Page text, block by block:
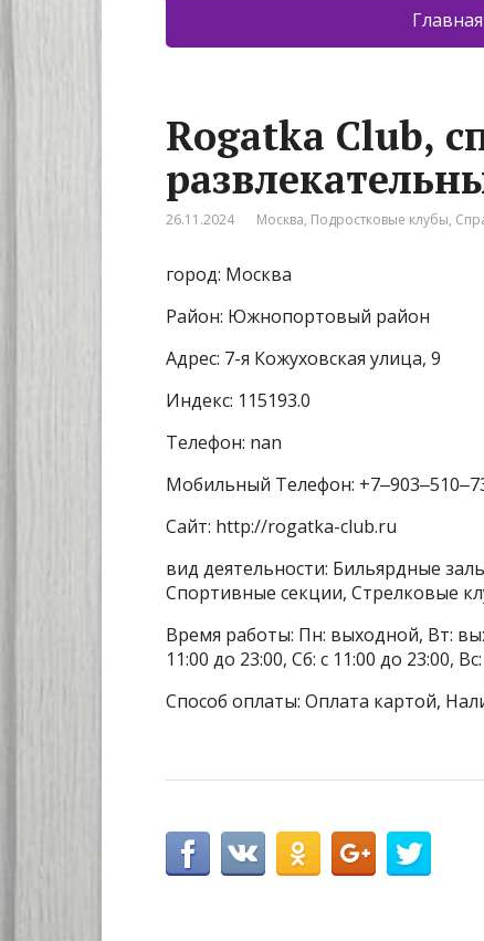
Главная
Rogatka Club,
26.11.2024 Москва, Подростковые клубы,
город: Москва
Район: Южнопортовый район
Адрес: 7-я Кожуховская улица, 9
Индекс: 115193.0
Телефон: nan
Мобильный Телефон:
Сайт: http://rogatka-club.ru
вид деятельности: Бильярдные
Спортивные секции, Стрелковые
Время работы: Пн: выходной, Вт:
11:00 до 23:00, Сб: с 11:00 до 23:00,
Способ оплаты: Оплата картой,